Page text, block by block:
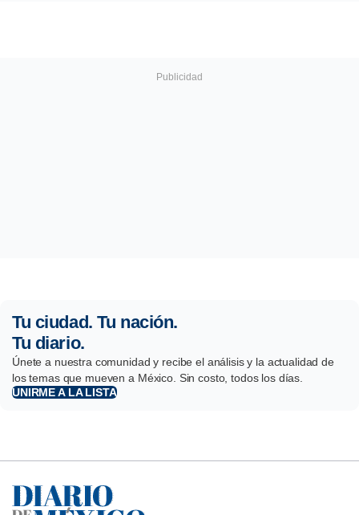
Tu ciudad. Tu nación.
Tu diario.
Únete a nuestra comunidad y recibe el análisis y la actualidad de
los temas que mueven a México. Sin costo, todos los días.
UNIRME A LA LISTA